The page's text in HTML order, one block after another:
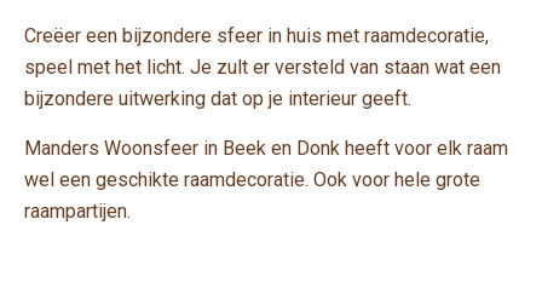
Creëer een bijzondere sfeer in huis met raamdecoratie,
speel met het licht. Je zult er versteld van staan wat een
bijzondere uitwerking dat op je interieur geeft.
Manders Woonsfeer in Beek en Donk heeft voor elk raam
wel een geschikte raamdecoratie. Ook voor hele grote
raampartijen.